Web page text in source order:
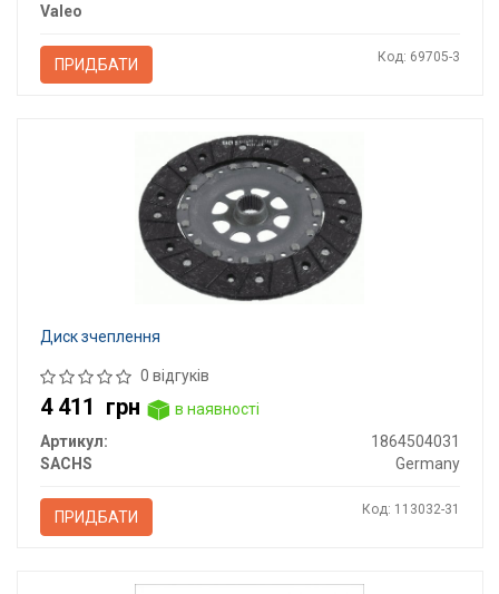
Valeo
ПРИДБАТИ Код: 69705-3
Диск зчеплення
0 відгуків
4 411 грн
в наявності
Артикул:
1864504031
SACHS
Germany
ПРИДБАТИ Код: 113032-31